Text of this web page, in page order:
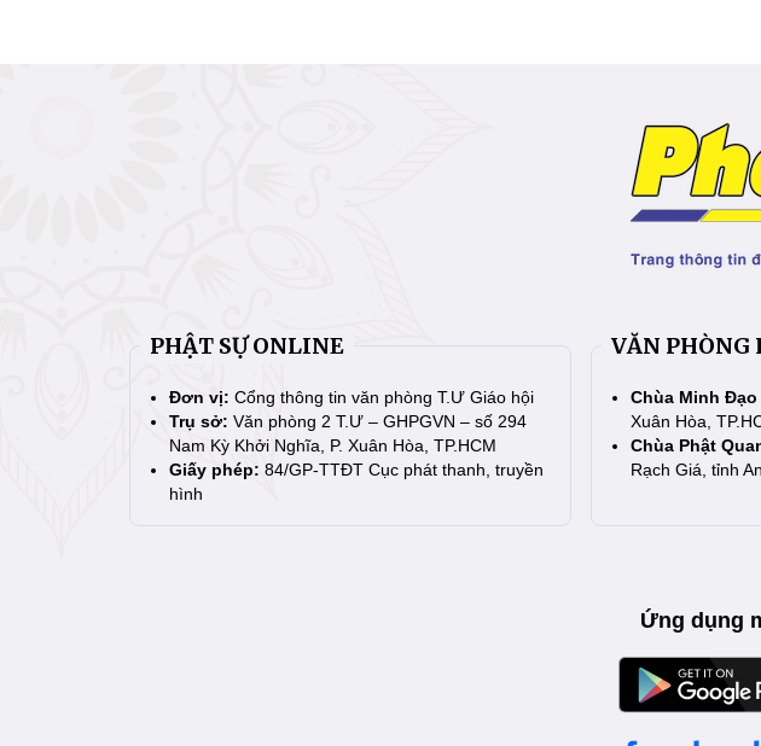
PHẬT SỰ ONLINE
Đơn vị: Cổng thông tin văn phòng T.Ư Giáo hội
Trụ sở: Văn phòng 2 T.Ư – GHPGVN – số 294
Nam Kỳ Khởi Nghĩa, P. Xuân Hòa, TP.HCM
Giấy phép: 84/GP-TTĐT Cục phát thanh, truyền
hình
VĂN PHÒNG
Chùa Minh
Xuân Hòa,
Chùa Phật
Rạch Giá, tỉnh
Ứng dụng